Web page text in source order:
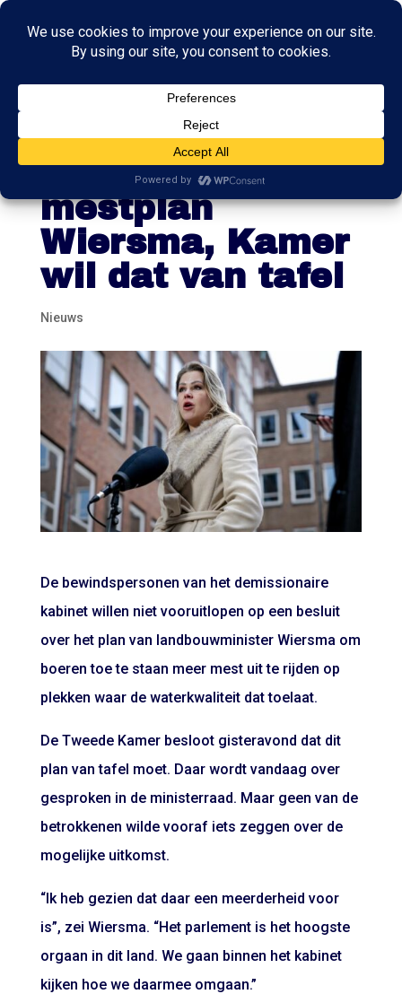
Ministerraad
spreekt over
mestplan
Wiersma, Kamer
wil dat van tafel
Nieuws
De bewindspersonen van het demissionaire
kabinet willen niet vooruitlopen op een besluit
over het plan van landbouwminister Wiersma om
boeren toe te staan meer mest uit te rijden op
plekken waar de waterkwaliteit dat toelaat.
De Tweede Kamer besloot gisteravond dat dit
plan van tafel moet. Daar wordt vandaag over
gesproken in de ministerraad. Maar geen van de
betrokkenen wilde vooraf iets zeggen over de
mogelijke uitkomst.
“Ik heb gezien dat daar een meerderheid voor
is”, zei Wiersma. “Het parlement is het hoogste
orgaan in dit land. We gaan binnen het kabinet
kijken hoe we daarmee omgaan.”